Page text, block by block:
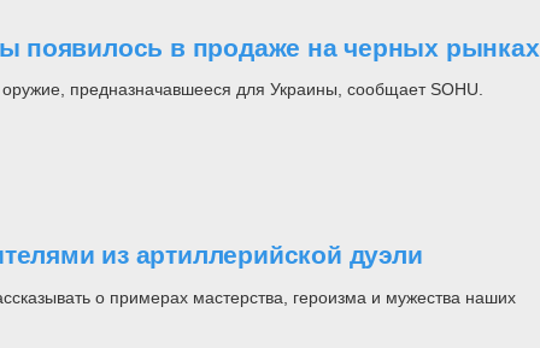
появилось в продаже на черных рынках
предназначавшееся для Украины, сообщает SOHU.
из артиллерийской дуэли
о примерах мастерства, героизма и мужества наших